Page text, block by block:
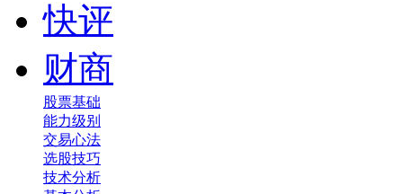
快评
财商
股票基础
能力级别
交易心法
选股技巧
技术分析